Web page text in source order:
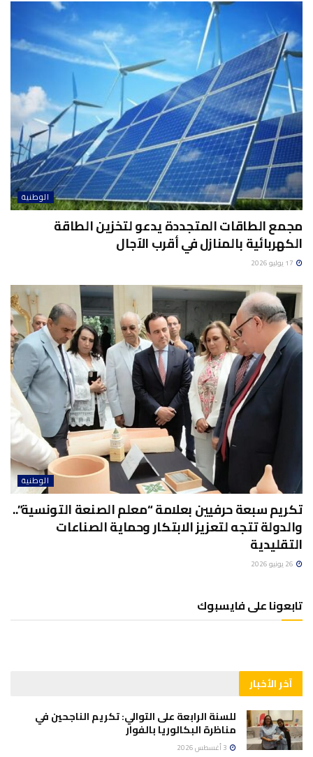
الوطنية
مجمع الطاقات المتجددة يدعو لتخزين الطاقة
الكهربائية بالمنازل في أقرب الآجال
الوطنية
تكريم سبعة حرفيين بعلامة “معلم الصنعة التونسية”..
والدولة تتجه لتعزيز الابتكار وحماية الصناعات
التقليدية
تابعونا على فايسبوك
آخر الأخبار
للسنة الرابعة على التوالي: تكريم الناجحين في
مناظرة البكالوريا بالفوار